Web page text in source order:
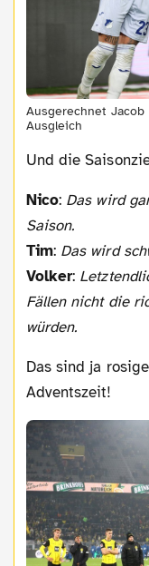
Ausgerechnet
Ausgleich
Und die
Nico: Das wird
Saison.
Tim: Das wird
Volker:
Fällen nicht die
würden.
Das sind ja rosige Aussichten. Schöne
Adventszeit!